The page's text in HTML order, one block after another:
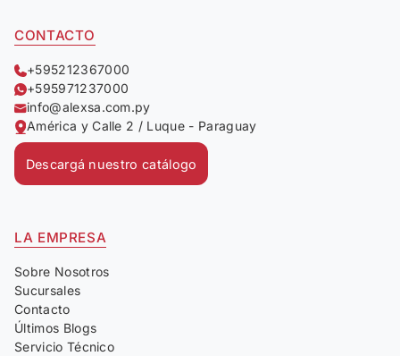
CONTACTO
+595212367000
+595971237000
info@alexsa.com.py
América y Calle 2 / Luque - Paraguay
Descargá nuestro catálogo
LA EMPRESA
Sobre Nosotros
Sucursales
Contacto
Últimos Blogs
Servicio Técnico